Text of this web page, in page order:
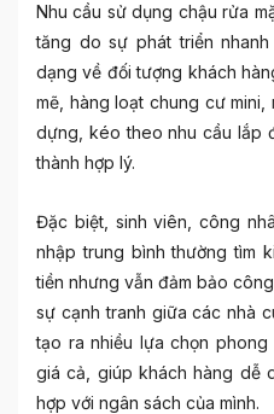
Nhu cầu sử dụng chậu rửa
tăng do sự phát triển
dạng về đối tượng khách
mẽ, hàng loạt chung cư
dựng, kéo theo nhu cầu lắp
thành hợp lý.
Đặc biệt, sinh viên, công
nhập trung bình thường tìm
tiền nhưng vẫn đảm bảo
sự cạnh tranh giữa các nhà
tạo ra nhiều lựa chọn
giá cả, giúp khách hàng dễ
hợp với ngân sách của mình.